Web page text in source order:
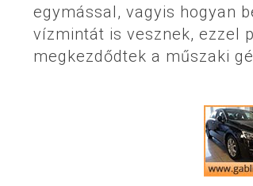
egymással, vagyis hogyan
vízmintát is vesznek, ezzel
megkezdődtek a műszaki